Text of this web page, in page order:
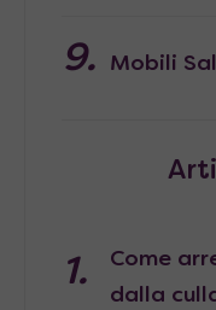
Mobili
Come
dalla